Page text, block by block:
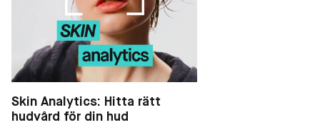
Skin Analytics: Hitta rätt
hudvård för din hud